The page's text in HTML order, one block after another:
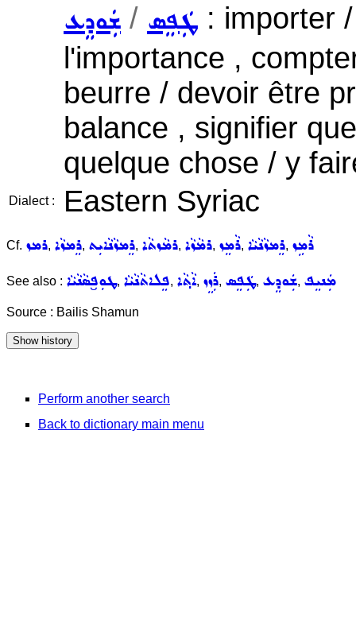
ܫܲܘܕܸܥ / ܛܲܦܸܣ : importer
l'importance ,
beurre / devoir être
balance , signifier
quelque chose / y
Dialect : Eastern Syriac
Cf. ܪܡܙ, ܪܸܡܙܵܐ, ܪܸܡܙܵܢܵܐܝܼܬ, ܪܡܵܙܬܵܐ, ܪܡܵܙܵܐ, ܪܵܡܸܙ, ܪܸܡܙܵܢܵܝܵܐ, ܪܵܡܹܙ
See also : ܛܘܼܦ̮ܣܵܢܵܝܵܐ, ܦܸܠܐܬܵܢܵܝܵܐ, ܐܵܬ݂ܵܐ, ܪܲܙܸܙ, ܛܲܦܸܣ, ܫܲܘܕܸܥ, ܡܲܢܝܸܦ
Source : Bailis Shamun
Perform another search
Back to dictionary main menu